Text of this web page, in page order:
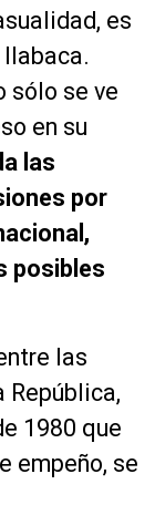
es
sólo se ve
en su
las
por
posibles
las
1980 que
empeño, se